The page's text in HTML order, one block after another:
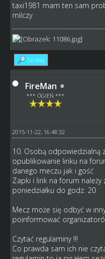
taxi1981 mam ten sam
milczy
Szukaj
FireMan
*** OGIEŃ ***
2015-11-22, 16:48:32
10. Osobą odpowiedzialną
opublikowanie linku na
danego meczu jak i gość
Zapki i link na forum
poniedziałku do godz. 20
Mecz może się odbyć w
poinformować
Czytać regulaminy !!!
Co prawda sam ich nie